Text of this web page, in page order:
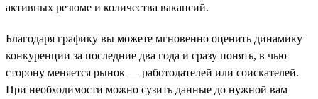
активных резюме и количества вакансий.
Благодаря графику вы можете мгновенно оценить динамику
конкуренции за последние два года и сразу понять, в чью
сторону меняется рынок — работодателей или соискателей.
При необходимости можно сузить данные до нужной вам